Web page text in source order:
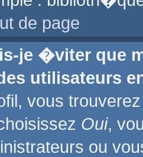
de page
je �viter que
utilisateurs
vous
Oui,
ou